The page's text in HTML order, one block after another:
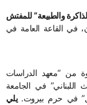
والطبيعة” للمفتش
في القاعة العامة في
من “معهد الدراسات
اللبناني” في الجامعة
يلي